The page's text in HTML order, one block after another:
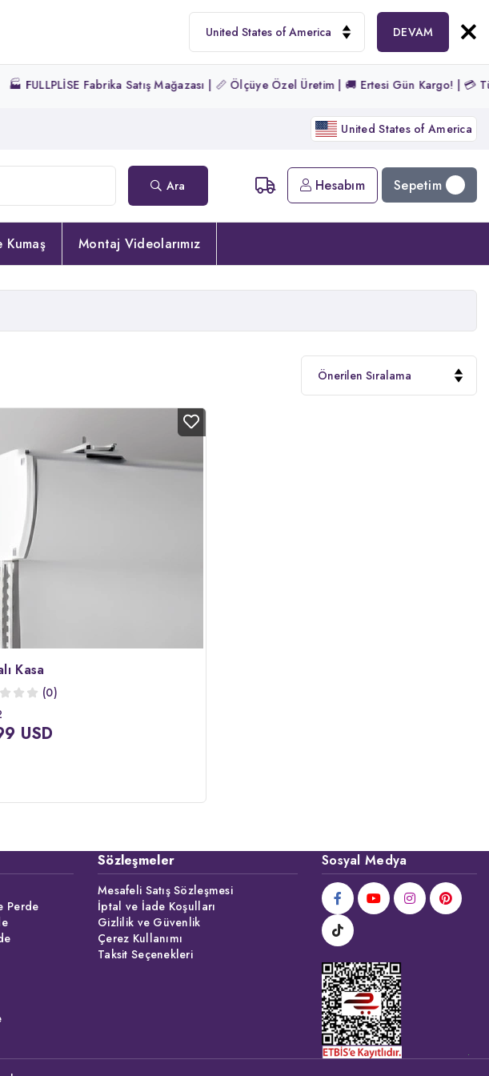
DEVAM
🏭 FULLPLİSE Fabrika Satış Mağazası | 📏 Ölçüye Özel Üretim | 🚚 Ertesi Gün Kargo! | 💳
United States of America
Ara Hesabım Sepetim
Kumaş Montaj Videolarımız
Kasa
(0)
USD
Perde
Sözleşmeler
Mesafeli Satış Sözleşmesi
İptal ve İade Koşulları
Gizlilik ve Güvenlik
Çerez Kullanımı
Taksit Seçenekleri
Sosyal Medya